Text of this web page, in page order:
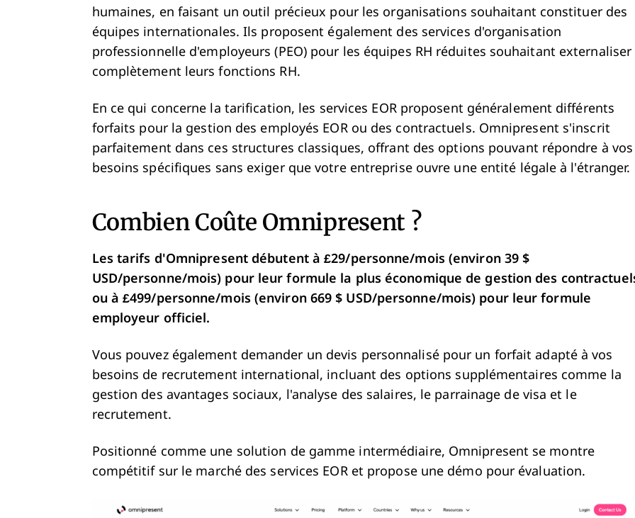
humaines, en faisant un outil précieux pour les organisations souhaitant constituer des
équipes internationales. Ils proposent également des services d'organisation
professionnelle d'employeurs (PEO) pour les équipes RH réduites souhaitant externaliser
complètement leurs fonctions RH.
En ce qui concerne la tarification, les services EOR proposent généralement différents
forfaits pour la gestion des employés EOR ou des contractuels. Omnipresent s'inscrit
parfaitement dans ces structures classiques, offrant des options pouvant répondre à vos
besoins spécifiques sans exiger que votre entreprise ouvre une entité légale à l'étranger.
Combien CoûteOmnipresent?
Les tarifs d'Omnipresentdébutent à £29/personne/mois (environ 39 $
USD/personne/mois) pour leur formule la plus économique de gestion des
ou à £499/personne/mois (environ 669 $ USD/personne/mois) pour leur formule
employeur officiel .
Vous pouvez également demander un devis personnalisé pour un forfait adapté à vos
besoins de recrutement international, incluant des options supplémentaires comme la
gestion des avantages sociaux, l'analyse des salaires, le parrainage de visa et le
recrutement.
Positionné comme une solution de gamme intermédiaire, Omnipresent se montre
compétitif sur le marché des services EOR et propose une démo pour évaluation.